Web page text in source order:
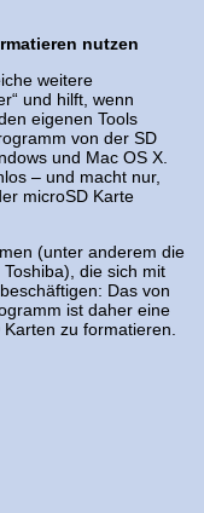
nutzen
weitere
und hilft, wenn
eigenen Tools
von der SD
und Mac OS X.
– und macht nur,
microSD Karte
(unter anderem die
die sich mit
Das von
ist daher eine
zu formatieren.